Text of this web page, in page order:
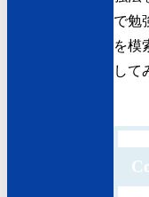
で勉
を模
して